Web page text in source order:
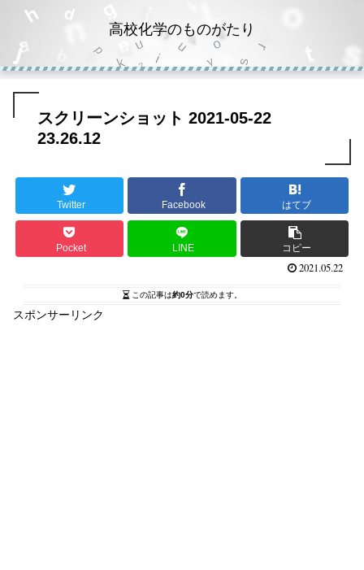
高校化学のものがたり
スクリーンショット 2021-05-22
23.26.12
Twitter Facebook はてブ
Pocket LINE コピー
2021.05.22
この記事は約0分で読めます。
スポンサーリンク